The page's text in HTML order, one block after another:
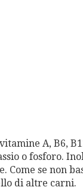
A, B6,
o fosforo.
Come se non
di altre carni.